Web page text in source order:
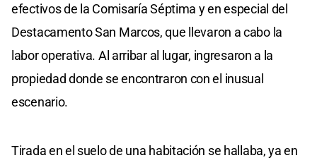
efectivos de la Comisaría Séptima y en especial del
Destacamento San Marcos, que llevaron a cabo la
labor operativa. Al arribar al lugar, ingresaron a la
propiedad donde se encontraron con el inusual
escenario.
Tirada en el suelo de una habitación se hallaba, ya en